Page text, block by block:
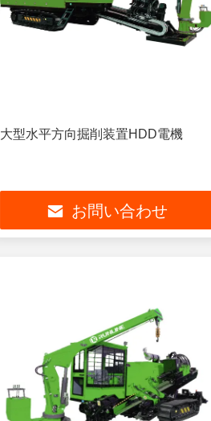
大型水平方向掘削装置HDD電機
お問い合わせ